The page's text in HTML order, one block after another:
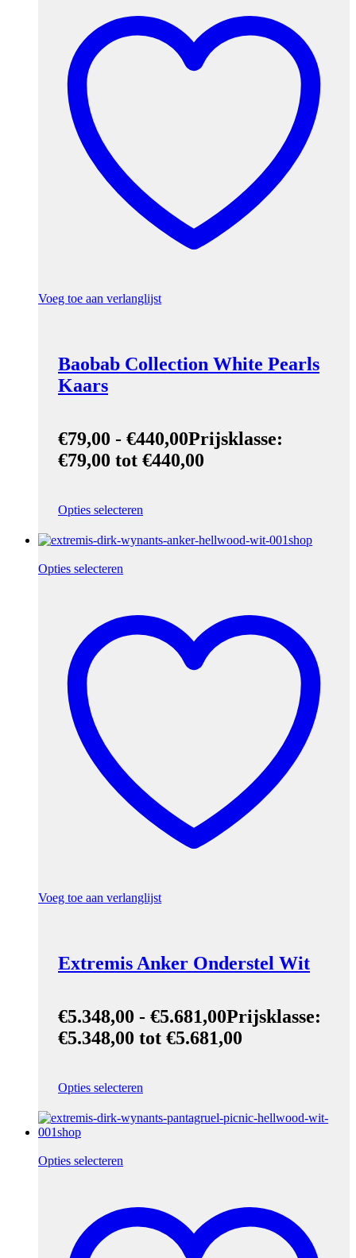
Voeg toe aan verlanglijst
Baobab Collection White Pearls
Kaars
€79,00 - €440,00Prijsklasse:
€79,00 tot €440,00
Opties selecteren
Opties selecteren
Voeg toe aan verlanglijst
Extremis Anker Onderstel Wit
€5.348,00 - €5.681,00Prijsklasse:
€5.348,00 tot €5.681,00
Opties selecteren
Opties selecteren